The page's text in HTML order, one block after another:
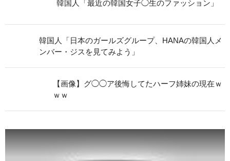
韓国人「最近の韓国女子◯生のファッション」
韓国人「日本のガールズグループ、HANAの韓国人メ
ンバー・ジスを見てみよう」
【画像】グ◯◯ア後悔してたハーフ姉妹の現在ｗ
ｗｗ